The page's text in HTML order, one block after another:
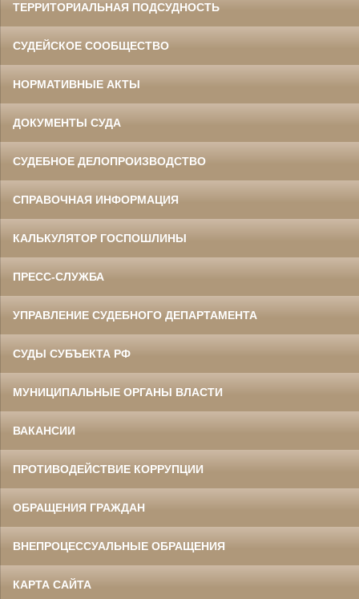
ТЕРРИТОРИАЛЬНАЯ ПОДСУДНОСТЬ
СУДЕЙСКОЕ СООБЩЕСТВО
НОРМАТИВНЫЕ АКТЫ
ДОКУМЕНТЫ СУДА
СУДЕБНОЕ ДЕЛОПРОИЗВОДСТВО
СПРАВОЧНАЯ ИНФОРМАЦИЯ
КАЛЬКУЛЯТОР ГОСПОШЛИНЫ
ПРЕСС-СЛУЖБА
УПРАВЛЕНИЕ СУДЕБНОГО ДЕПАРТАМЕНТА
СУДЫ СУБЪЕКТА РФ
МУНИЦИПАЛЬНЫЕ ОРГАНЫ ВЛАСТИ
ВАКАНСИИ
ПРОТИВОДЕЙСТВИЕ КОРРУПЦИИ
ОБРАЩЕНИЯ ГРАЖДАН
ВНЕПРОЦЕССУАЛЬНЫЕ ОБРАЩЕНИЯ
КАРТА САЙТА